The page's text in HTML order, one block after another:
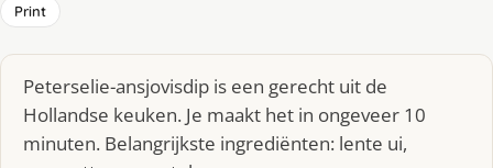
Print
Peterselie-ansjovisdip is een gerecht uit de
Hollandse keuken. Je maakt het in ongeveer 10
minuten. Belangrijkste ingrediënten: lente ui,